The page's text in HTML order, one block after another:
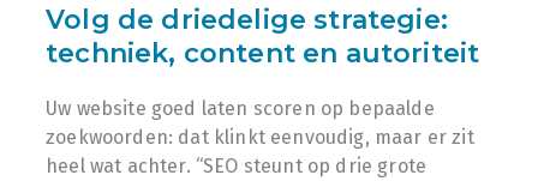
Volg de driedelige strategie:
techniek, content en autoriteit
Uw website goed laten scoren op bepaalde
zoekwoorden: dat klinkt eenvoudig, maar er zit
heel wat achter. “SEO steunt op drie grote